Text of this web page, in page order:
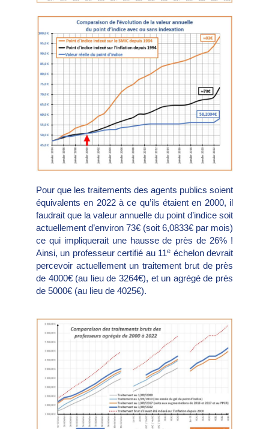
Pour que les traitements des agents publics soient
équivalents en 2022 à ce qu’ils étaient en 2000, il
faudrait que la valeur annuelle du point d’indice soit
actuellement d’environ 73€ (soit 6,0833€ par mois)
ce qui impliquerait une hausse de près de 26% !
Ainsi, un professeur certifié au 11e échelon devrait
percevoir actuellement un traitement brut de près
de 4000€ (au lieu de 3264€), et un agrégé de près
de 5000€ (au lieu de 4025€).